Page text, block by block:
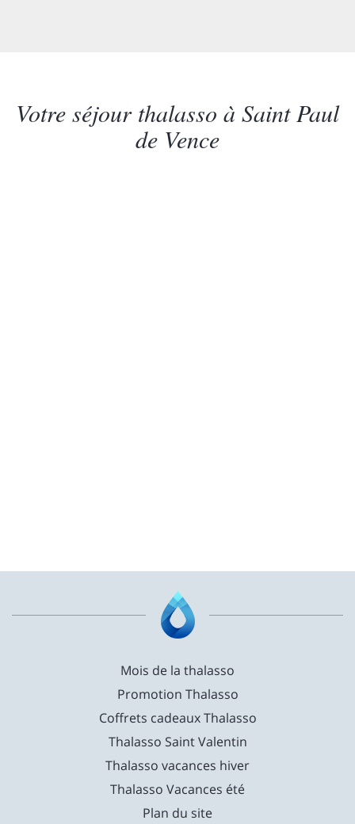
Votre séjour thalasso à Saint Paul
de Vence
Mois de la thalasso
Promotion Thalasso
Coffrets cadeaux Thalasso
Thalasso Saint Valentin
Thalasso vacances hiver
Thalasso Vacances été
Plan du site